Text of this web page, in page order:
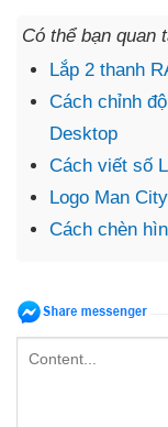
Có thể bạn quan
Lắp 2 thanh
Cách chỉnh
Desktop
Cách viết số
Logo Man
Cách chèn